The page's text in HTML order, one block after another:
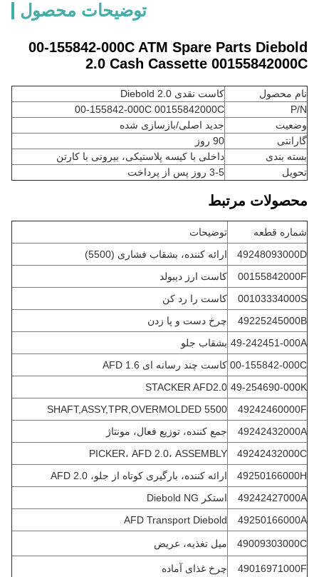
توضیحات محصول
00-155842-000C ATM Spare Parts Diebold
2.0 Cash Cassette 00155842000C
نام محصول
کاست نقدی Diebold 2.0
P/N
00-155842-000C 00155842000C
وضعیت
جدید اصلی/بازسازی شده
گارانتی
90 روز
بسته بندی
داخلی با کیسه پلاستیکی، بیرونی با کارتن
تحویل
3-5 روز پس از پرداخت
محصولات مرتبط
شماره قطعه
توضیحات
49248093000D
ارائه کننده، بشقاب فشاری (5500)
00155842000F
کاست ارز دیبولد
00103334000S
کاست را رد کن
49225245000B
چرخ دست و پا زدن
49-242451-000A بشقاب جلو
00-155842-000C کاست چند رسانه ای AFD 1.6
49-254690-000K
STACKER AFD2.0
49242460000F
SHAFT,ASSY,TPR,OVERMOLDED 5500
49242432000A
جمع کننده، توزیع فعال، مونتاژ
49242432000C
PICKER، AFD 2.0، ASSEMBLY
49250166000H
ارائه کننده، بارگیری کوتاه از جلو، AFD 2.0
49242427000A
استکر Diebold NG
49250166000A
AFD Transport Diebold
49009303000C میل تغذیه، عریض
49016971000F چرخ غذای آماده